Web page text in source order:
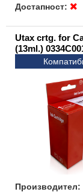
Достапност:
Utax crtg. for
(13ml.)
Производител: